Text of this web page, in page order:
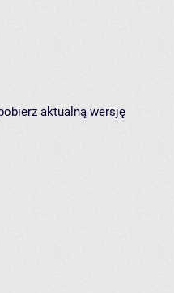
aktualną wersję